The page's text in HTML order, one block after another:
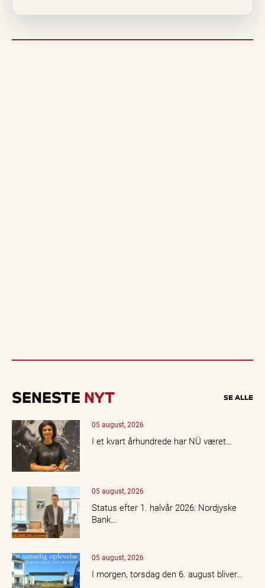
SENESTE NYT SE ALLE
05 august, 2026
I et kvart århundrede har NÜ været…
05 august, 2026
Status efter 1. halvår 2026: Nordjyske
Bank…
05 august, 2026
I morgen, torsdag den 6. august bliver…